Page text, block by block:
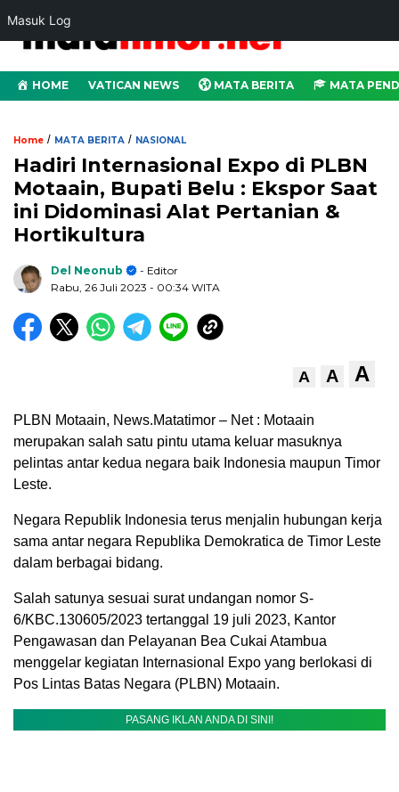
Masuk Log
HOME VATICAN NEWS MATA BERITA MATA
Home / MATA BERITA / NASIONAL
Hadiri Internasional Expo di PLBN
Motaain, Bupati Belu : Ekspor Saat
ini Didominasi Alat Pertanian &
Hortikultura
Del Neonub
- Editor
Rabu, 26 Juli 2023 - 00:34 WITA
A A A
PLBN Motaain, News.Matatimor – Net : Motaain
merupakan salah satu pintu utama keluar masuknya
pelintas antar kedua negara baik Indonesia maupun Timor
Leste.
Negara Republik Indonesia terus menjalin hubungan kerja
sama antar negara Republika Demokratica de Timor Leste
dalam berbagai bidang.
Salah satunya sesuai surat undangan nomor S-
6/KBC.130605/2023 tertanggal 19 juli 2023, Kantor
Pengawasan dan Pelayanan Bea Cukai Atambua
menggelar kegiatan Internasional Expo yang berlokasi di
Pos Lintas Batas Negara (PLBN) Motaain.
PASANG IKLAN ANDA DI SINI!